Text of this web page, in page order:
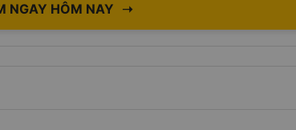
NGAY HÔM NAY ➝